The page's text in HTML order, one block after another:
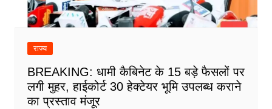
राज्य
BREAKING: धामी कैबिनेट के 15 बड़े फैसलों पर
लगी मुहर, हाईकोर्ट 30 हेक्टेयर भूमि उपलब्ध कराने
का प्रस्ताव मंजूर